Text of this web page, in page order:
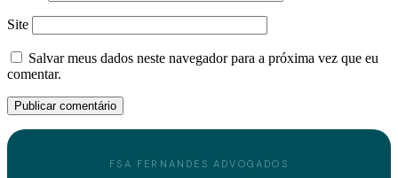
Site
Salvar meus dados neste navegador para a próxima vez que eu
comentar.
FSA FERNANDES ADVOGADOS